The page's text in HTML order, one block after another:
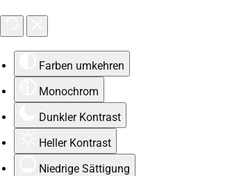
Farben umkehren
Monochrom
Dunkler Kontrast
Heller Kontrast
Niedrige Sättigung